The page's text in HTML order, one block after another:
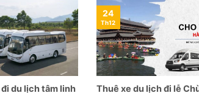
du lịch tâm linh
Thuê xe du lịch đi lễ
24
Th12